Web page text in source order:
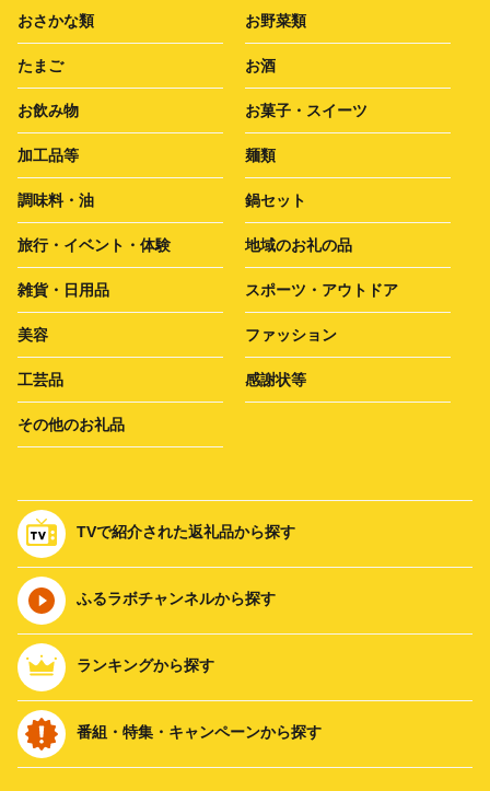
おさかな類 お野菜類
たまご お酒
お飲み物 お菓子・スイーツ
加工品等 麺類
調味料・油 鍋セット
旅行・イベント・体験 地域のお礼の品
雑貨・日用品 スポーツ・アウトドア
美容 ファッション
工芸品 感謝状等
その他のお礼品
TVで紹介された返礼品から探す
ふるラボチャンネルから探す
ランキングから探す
番組・特集・キャンペーンから探す